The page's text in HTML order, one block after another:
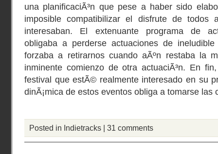
una planificaciÃ³n que pese a haber sido
imposible compatibilizar el disfrute de todos
interesaban. El extenuante programa de
obligaba a perderse actuaciones de
forzaba a retirarnos cuando aÃºn restaba la
inminente comienzo de otra actuaciÃ³n. En
festival que estÃ© realmente interesado en su
dinÃ¡mica de estos eventos obliga a tomarse
Posted in Indietracks | 31 comments